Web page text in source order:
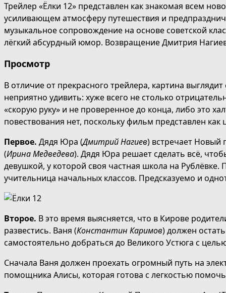
Трейлер «Ёлки 12» представлен как знакомая всем
усиливающем атмосферу путешествия и
музыкальное сопровождение на основе советской
лёгкий абсурдный юмор. Возвращение Дмитрия
Просмотр
В отличие от прекрасного трейлера, картина
неприятно удивить: хуже всего не столько
«скорую руку» и не проверенное до конца, либо это
повествования нет, поскольку фильм представлен
Первое. Дядя Юра (Дмитрий Нагиев) встречает Новый
(Ирина Медведева). Дядя Юра решает сделать всё,
девушкой, у которой своя частная школа на
учительница начальных классов. Предсказуемо и
Второе. В это время выясняется, что в Кирове
развестись. Ваня (Константин Каримов) должен
самостоятельно добраться до Великого Устюга с
Сначала Ваня должен проехать огромный путь на
помощника Алисы, которая готова с легкостью